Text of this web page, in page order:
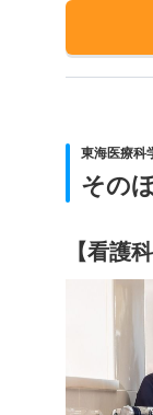
東海医療科
その
【看護